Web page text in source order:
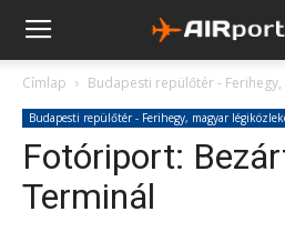
Címlap Budapesti repülőtér -
Budapesti repülőtér - Ferihegy, magyar
Fotóriport:
Terminál